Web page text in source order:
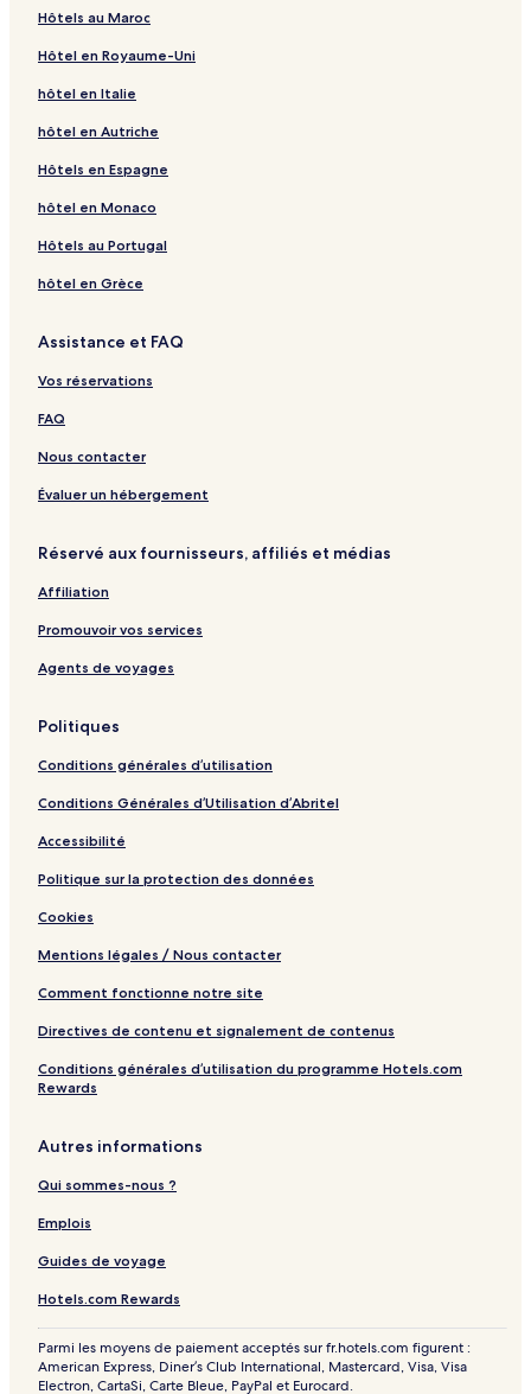
Hôtels au Maroc
Hôtel en Royaume-Uni
hôtel en Italie
hôtel en Autriche
Hôtels en Espagne
hôtel en Monaco
Hôtels au Portugal
hôtel en Grèce
Assistance et FAQ
Vos réservations
FAQ
Nous contacter
Évaluer un hébergement
Réservé aux fournisseurs, affiliés et médias
Affiliation
Promouvoir vos services
Agents de voyages
Politiques
Conditions générales d’utilisation
Conditions Générales d’Utilisation d’Abritel
Accessibilité
Politique sur la protection des données
Cookies
Mentions légales / Nous contacter
Comment fonctionne notre site
Directives de contenu et signalement de contenus
Conditions générales d’utilisation du programme Hotels.com
Rewards
Autres informations
Qui sommes-nous ?
Emplois
Guides de voyage
Hotels.com Rewards
Parmi les moyens de paiement acceptés sur fr.hotels.com figurent :
American Express, Diner’s Club International, Mastercard, Visa, Visa
Electron, CartaSi, Carte Bleue, PayPal et Eurocard.